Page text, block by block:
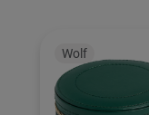
Wolf